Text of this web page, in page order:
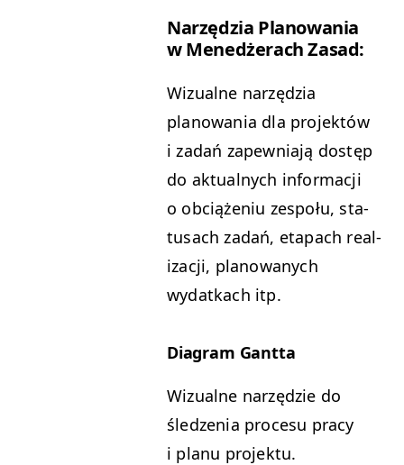
Narzędzia Planowa­nia
w Menedżer­ach Zasad:
Wiz­ualne narzędzia
planowa­nia dla pro­jek­tów
i zadań zapew­ni­a­ją dostęp
do aktu­al­nych infor­ma­cji
o obciąże­niu zespołu, sta­
tusach zadań, eta­pach real­
iza­cji, planowanych
wydatkach itp.
Dia­gram Gantta
Wiz­ualne narzędzie do
śledzenia pro­ce­su pra­cy
i planu pro­jek­tu.